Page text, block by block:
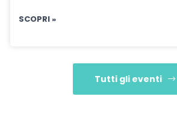
SCOPRI »
Tutti gli eventi